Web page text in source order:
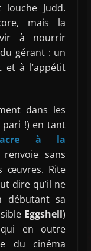
Judd.
mais la
à nourrir
gérant : un
et à l’appétit
dans les
pari !) en tant
à la
sans
œuvres. Rite
dire qu’il ne
débutant sa
Eggshell)
en outre
du cinéma